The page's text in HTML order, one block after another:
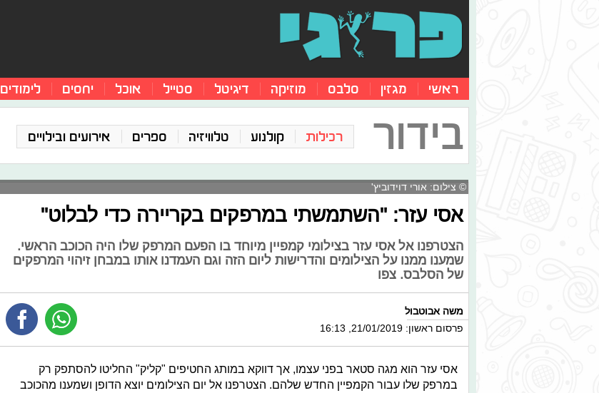
ראשי מגזין סלבס מוזיקה דיגיטל סטייל אוכל יחסים לימודים
בידור רכילות קולנוע טלוויזיה ספרים אירועים ובילויים
© צילום: אורי דוידוביץ'
אסי עזר: "השתמשתי במרפקים בקריירה כדי לבלוט"
הצטרפנו אל אסי עזר בצילומי קמפיין מיוחד בו הפעם המרפק שלו היה הכוכב הראשי.
שמענו ממנו על הצילומים והדרישות ליום הזה וגם העמדנו אותו במבחן זיהוי המרפקים
של הסלבס. צפו
משה אבוטבול
פרסום ראשון: 21/01/2019, 16:13
אסי עזר הוא מגה סטאר בפני עצמו, אך דווקא במותג החטיפים "קליק" החליטו להסתפק רק
במרפק שלו עבור הקמפיין החדש שלהם. הצטרפנו אל יום הצילומים יוצא הדופן ושמענו מהכוכב